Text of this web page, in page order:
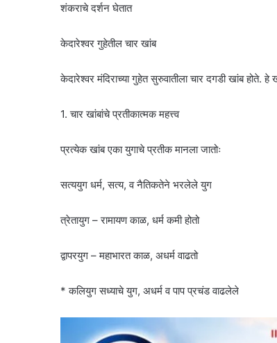
शंकराचे दर्शन घेतात
केदारेश्वर गुहेतील चार खांब
केदारेश्वर मंदिराच्या गुहेत सुरुवातीला चार दगडी खांब होते.
1. चार खांबांचे प्रतीकात्मक महत्त्व
प्रत्येक खांब एका युगाचे प्रतीक मानला जातोः
सत्ययुग धर्म, सत्य, व नैतिकतेने भरलेले युग
त्रेतायुग – रामायण काळ, धर्म कमी होतो
द्वापरयुग – महाभारत काळ, अधर्म वाढतो
* कलियुग सध्याचे युग, अधर्म व पाप प्रचंड वाढलेले